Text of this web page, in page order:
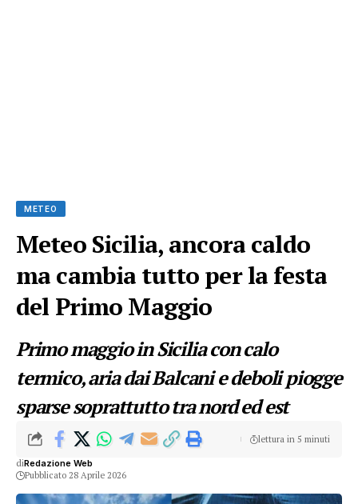
METEO
Meteo Sicilia, ancora caldo
ma cambia tutto per la festa
del Primo Maggio
Primo maggio in Sicilia con calo
termico, aria dai Balcani e deboli piogge
sparse soprattutto tra nord ed est
diRedazione Web
Pubblicato 28 Aprile 2026
lettura in 5 minuti